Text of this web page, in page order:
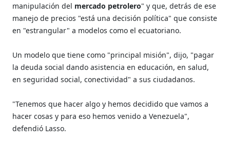
manipulación del mercado petrolero" y que, detrás de ese
manejo de precios "está una decisión política" que consiste
en "estrangular" a modelos como el ecuatoriano.
Un modelo que tiene como "principal misión", dijo, "pagar
la deuda social dando asistencia en educación, en salud,
en seguridad social, conectividad" a sus ciudadanos.
"Tenemos que hacer algo y hemos decidido que vamos a
hacer cosas y para eso hemos venido a Venezuela",
defendió Lasso.